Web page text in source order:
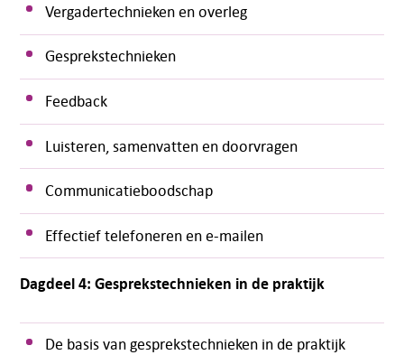
Vergadertechnieken en overleg
Gesprekstechnieken
Feedback
Luisteren, samenvatten en doorvragen
Communicatieboodschap
Effectief telefoneren en e-mailen
Dagdeel 4: Gesprekstechnieken in de praktijk
De basis van gesprekstechnieken in de praktijk